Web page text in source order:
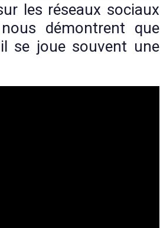
les réseaux sociaux
démontrent que
se joue souvent une